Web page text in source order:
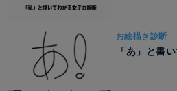
お絵描き診断
「あ」と書